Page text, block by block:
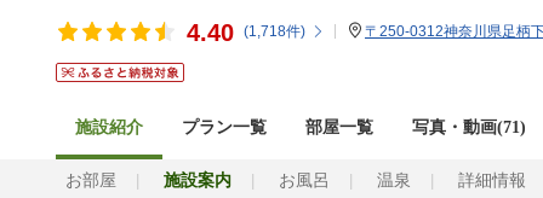
4.40 (1,718件) 〒250-0312神奈川県足柄
施設紹介 プラン一覧 部屋一覧 写真・動画(71)
お部屋 施設案内 お風呂 温泉 詳細情報